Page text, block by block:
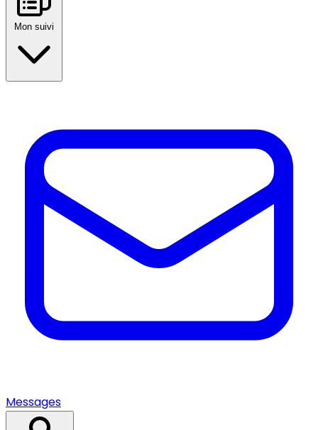
Mon suivi
Messages